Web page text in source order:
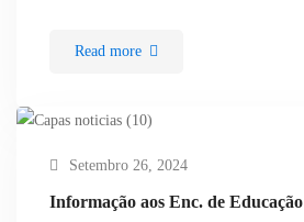
Read more
Setembro 26, 2024
Informação aos Enc. de Educação